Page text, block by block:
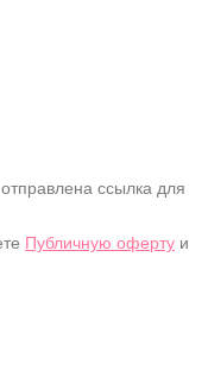
ссылка для
Публичную оферту и